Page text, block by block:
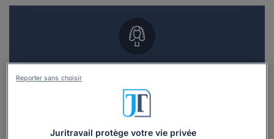
Recevoir des devis d'avocats
Juritravail protège votre vie privée
Reporter sans choisir